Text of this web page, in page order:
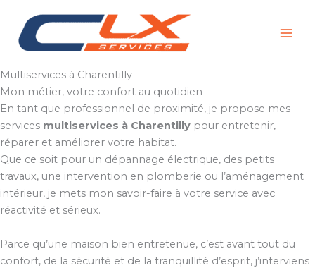
contenu
Multiservices à Charentilly
Mon métier, votre confort au quotidien
En tant que professionnel de proximité, je propose mes
services multiservices à Charentilly pour entretenir,
réparer et améliorer votre habitat.
Que ce soit pour un dépannage électrique, des petits
travaux, une intervention en plomberie ou l’aménagement
intérieur, je mets mon savoir-faire à votre service avec
réactivité et sérieux.
Parce qu’une maison bien entretenue, c’est avant tout du
confort, de la sécurité et de la tranquillité d’esprit, j’interviens